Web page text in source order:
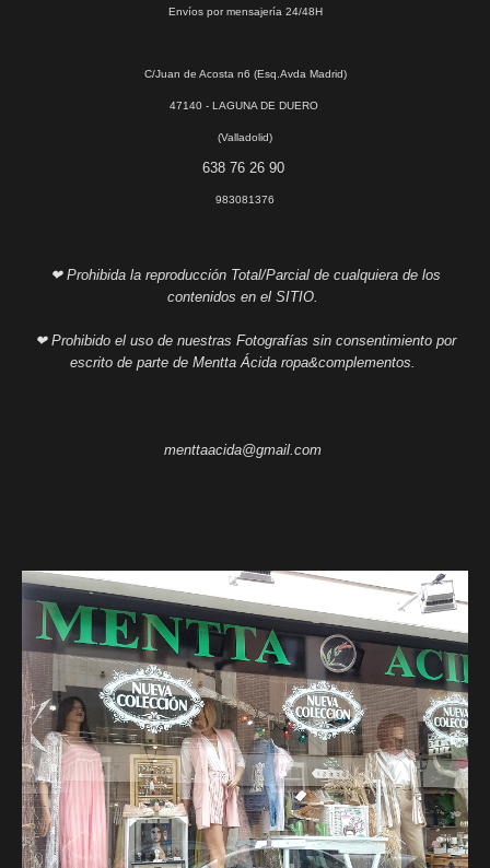
Envíos por mensajería 24/48H
C/Juan de Acosta n6 (Esq.Avda Madrid)
47140 - LAGUNA DE DUERO
(Valladolid)
638 76 26 90
983081376
❤ Prohibida la reproducción Total/Parcial de cualquiera de los
contenidos en el SITIO.
❤ Prohibido el uso de nuestras Fotografías sin consentimiento por
escrito de parte de Mentta Ácida ropa&complementos.
menttaacida@gmail.com